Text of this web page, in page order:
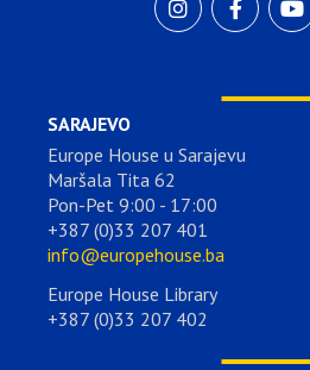
SARAJEVO
Europe House u Sarajevu
Maršala Tita 62
Pon-Pet 9:00 - 17:00
+387 (0)33 207 401
info@europehouse.ba
Europe House Library
+387 (0)33 207 402